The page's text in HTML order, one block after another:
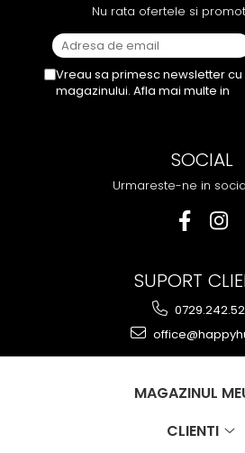
Nu rata ofertele si
Vreau sa primesc newsletter
magazinului. Afla mai multe in
SOCIAL
Urmareste-ne in
SUPORT
MAGAZINUL
CLIENTI